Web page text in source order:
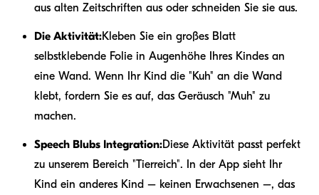
aus alten Zeitschriften aus oder schneiden Sie sie aus.
Die Aktivität:Kleben Sie ein großes Blatt
selbstklebende Folie in Augenhöhe Ihres Kindes an
eine Wand. Wenn Ihr Kind die "Kuh" an die Wand
klebt, fordern Sie es auf, das Geräusch "Muh" zu
machen.
Speech Blubs Integration:Diese Aktivität passt perfekt
zu unserem Bereich "Tierreich". In der App sieht Ihr
Kind ein anderes Kind – keinen Erwachsenen –, das